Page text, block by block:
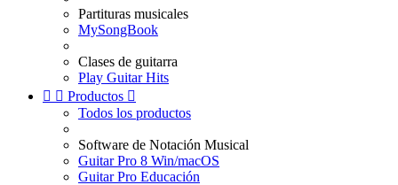
Partituras musicales
MySongBook
Clases de guitarra
Play Guitar Hits
  Productos 
Todos los productos
Software de Notación Musical
Guitar Pro 8 Win/macOS
Guitar Pro Educación